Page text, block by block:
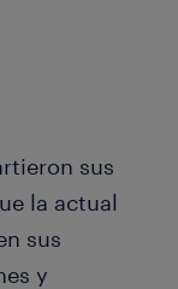
sus
la actual
sus
y